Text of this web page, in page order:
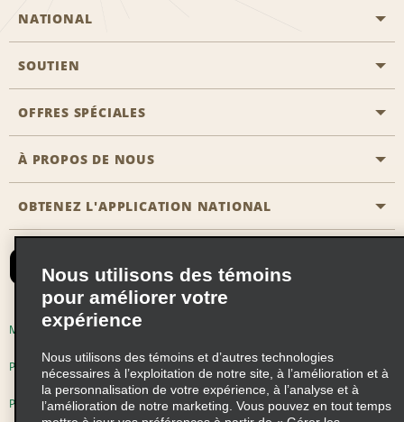
NATIONAL
Aviation générale
Emplacements Emerald Aisle
Agents de voyage
Réserver un véhicule pour quelqu'un d'autre
Emerald Club se connecter
Emerald Club S'inscrire
Emerald Club Avantages
Emerald Club Services
SOUTIEN
Clients ayant un handicap
Nous contacter
FAQ
OFFRES SPÉCIALES
Toutes les offres
Abonnement aux courriels
À PROPOS DE NOUS
Histoire de l’entreprise
Responsabilité sociale
Occasions de franchise mondiales
Perspectives de carrière
OBTENEZ L'APPLICATION NATIONAL
Modalités d'utilisation
Politique sur les fichiers témoins
Pluriannuel d'accessibilité Choix de confidentialité
Nous utilisons des témoins
pour améliorer votre
expérience
Nous utilisons des témoins et d’autres technologies
nécessaires à l’exploitation de notre site, à l’amélioration et à
la personnalisation de votre expérience, à l’analyse et à
l’amélioration de notre marketing. Vous pouvez en tout temps